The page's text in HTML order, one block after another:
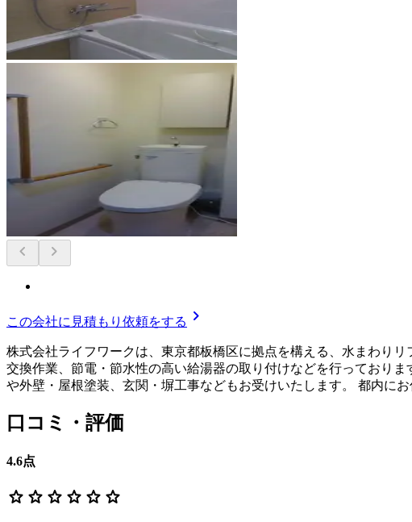
chevron_left chevron_right
この会社に見積もり依頼をする chevron_right
株式会社ライフワークは、東京都板橋区に拠点を構える、水まわり
交換作業、節電・節水性の高い給湯器の取り付けなどを行っており
や外壁・屋根塗装、玄関・塀工事などもお受けいたします。 都内に
口コミ・評価
4.6点
star star star star star star